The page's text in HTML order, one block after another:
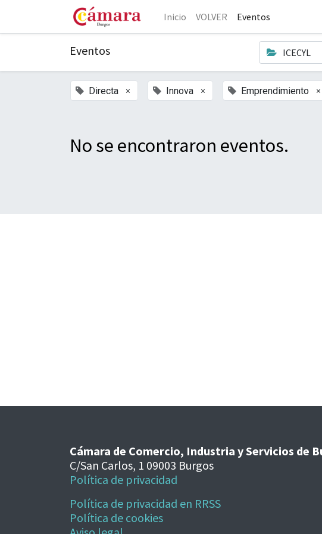
Inicio VOLVER Eventos
Eventos ICECYL
Directa × Innova × Emprendimiento ×
No se encontraron eventos.
Cámara de Comercio, Industria y Servicios de
C/San Carlos, 1 09003 Burgos
Política de privacidad
Política de privacidad en RRSS
Política de cookies